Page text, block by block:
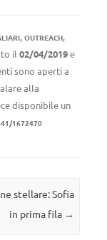
, OUTREACH,
il 02/04/2019e
sono aperti a
alla
disponibile un
1672470
stellare: Sofia
in prima fila →